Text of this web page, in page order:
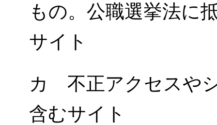
もの。公職選挙法に
サイト
カ 不正アクセスや
含むサイト